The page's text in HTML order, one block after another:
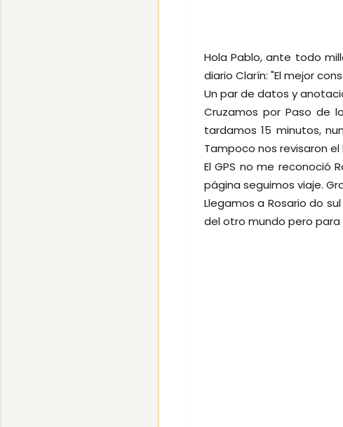
Hola Pablo, ante todo
diario Clarín: "El mejor
Un par de datos y
Cruzamos por Paso de
tardamos 15 minutos,
Tampoco nos revisaron
El GPS no me reconoció
página seguimos viaje.
Llegamos a Rosario do
del otro mundo pero